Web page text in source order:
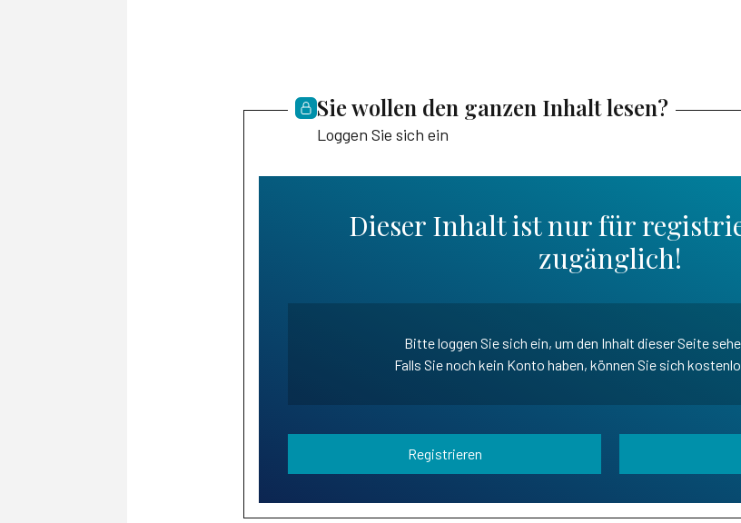
Sie wollen den ganzen Inhalt lesen?
Loggen Sie sich ein
Dieser Inhalt ist nur für
zugänglich!
Bitte loggen Sie sich ein, um den Inhalt dieser Seite
Falls Sie noch kein Konto haben, können Sie sich
Registrieren